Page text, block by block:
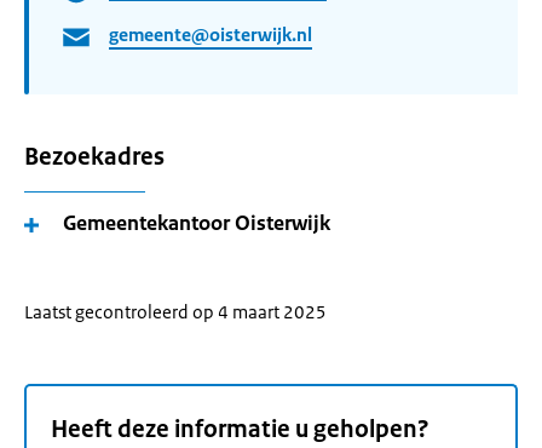
gemeente@oisterwijk.nl
Bezoekadres
Gemeentekantoor Oisterwijk
Laatst gecontroleerd op 4 maart 2025
Heeft deze informatie u geholpen?